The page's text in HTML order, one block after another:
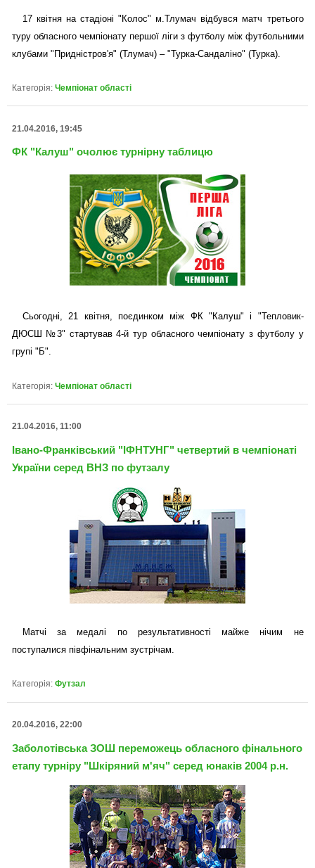
17 квітня на стадіоні "Колос" м.Тлумач відбувся матч третього
туру обласного чемпіонату першої ліги з футболу між футбольними
клубами "Придністров'я" (Тлумач) – "Турка-Сандаліно" (Турка).
Категорія: Чемпіонат області
21.04.2016, 19:45
ФК "Калуш" очолює турнірну таблицю
Сьогодні, 21 квітня, поєдинком між ФК "Калуш" і "Тепловик-
ДЮСШ №3" стартував 4-й тур обласного чемпіонату з футболу у
групі "Б".
Категорія: Чемпіонат області
21.04.2016, 11:00
Івано-Франківський "ІФНТУНГ" четвертий в чемпіонаті
України серед ВНЗ по футзалу
Матчі за медалі по результативності майже нічим не
поступалися півфінальним зустрічам.
Категорія: Футзал
20.04.2016, 22:00
Заболотівська ЗОШ переможець обласного фінального
етапу турніру "Шкіряний м'яч" серед юнаків 2004 р.н.